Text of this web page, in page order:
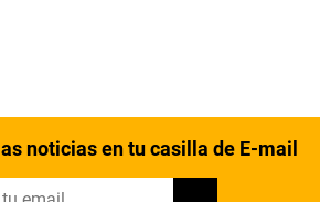
noticias en tu casilla de E-mail